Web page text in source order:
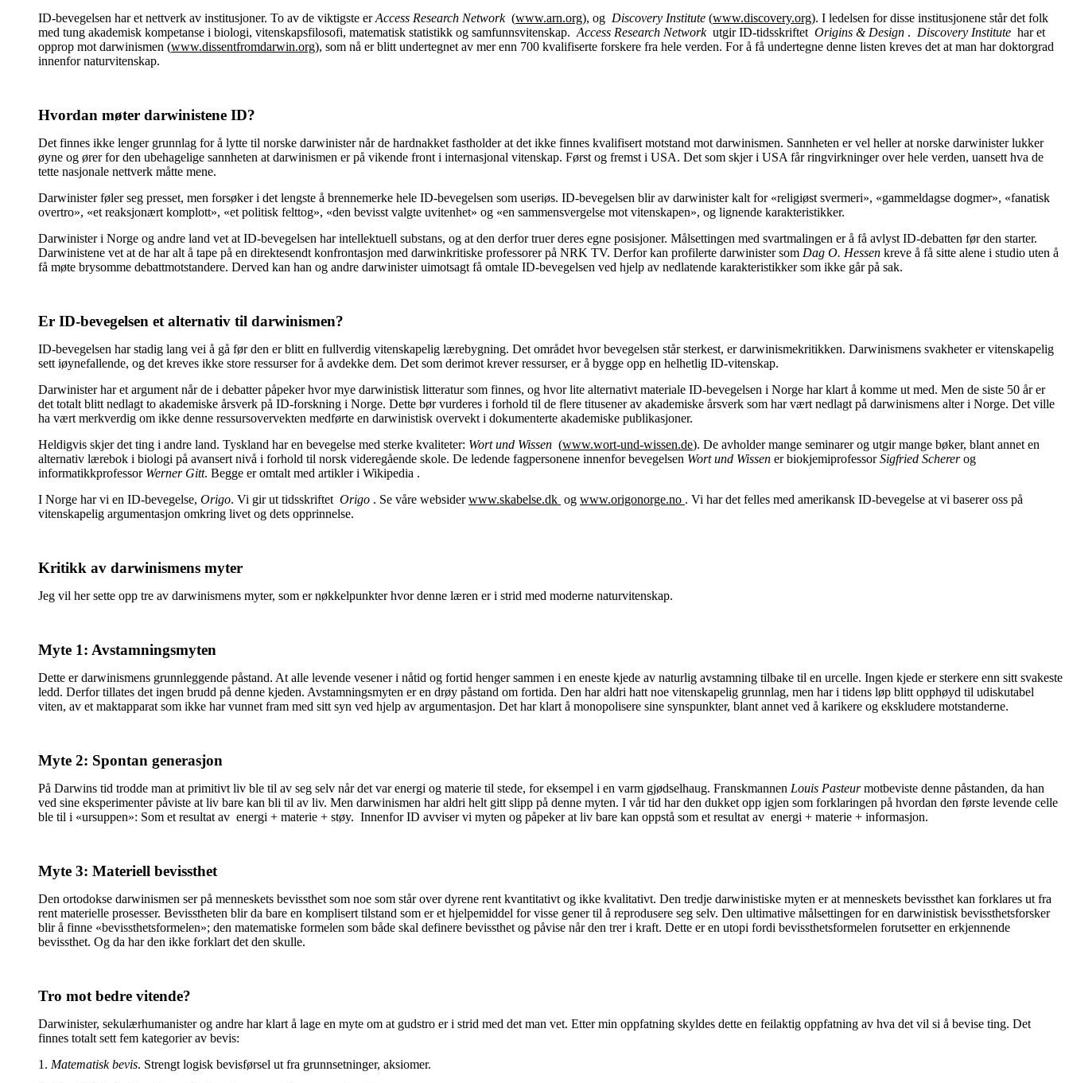
ID-bevegelsen har et nettverk av institusjoner. To av de viktigste er Access Research Network (www.arn.org), og Discovery Institute (www.discovery.org). I ledelsen for disse institusjonene står det folk
med tung akademisk kompetanse i biologi, vitenskapsfilosofi, matematisk statistikk og samfunnsvitenskap. Access Research Network utgir ID-tidsskriftet Origins & Design . Discovery Institute har et
opprop mot darwinismen (www.dissentfromdarwin.org), som nå er blitt undertegnet av mer enn 700 kvalifiserte forskere fra hele verden. For å få undertegne denne listen kreves det at man har doktorgrad
innenfor naturvitenskap.
Hvordan møter darwinistene ID?
Det finnes ikke lenger grunnlag for å lytte til norske darwinister når de hardnakket fastholder at det ikke finnes kvalifisert motstand mot darwinismen. Sannheten er vel heller at norske darwinister lukker
øyne og ører for den ubehagelige sannheten at darwinismen er på vikende front i internasjonal vitenskap. Først og fremst i USA. Det som skjer i USA får ringvirkninger over hele verden, uansett hva de
tette nasjonale nettverk måtte mene.
Darwinister føler seg presset, men forsøker i det lengste å brennemerke hele ID-bevegelsen som useriøs. ID-bevegelsen blir av darwinister kalt for «religiøst svermeri», «gammeldagse dogmer», «fanatisk
overtro», «et reaksjonært komplott», «et politisk felttog», «den bevisst valgte uvitenhet» og «en sammensvergelse mot vitenskapen», og lignende karakteristikker.
Darwinister i Norge og andre land vet at ID-bevegelsen har intellektuell substans, og at den derfor truer deres egne posisjoner. Målsettingen med svartmalingen er å få avlyst ID-debatten før den starter.
Darwinistene vet at de har alt å tape på en direktesendt konfrontasjon med darwinkritiske professorer på NRK TV. Derfor kan profilerte darwinister som Dag O. Hessen kreve å få sitte alene i studio uten å
få møte brysomme debattmotstandere. Derved kan han og andre darwinister uimotsagt få omtale ID-bevegelsen ved hjelp av nedlatende karakteristikker som ikke går på sak.
Er ID-bevegelsen et alternativ til darwinismen?
ID-bevegelsen har stadig lang vei å gå før den er blitt en fullverdig vitenskapelig lærebygning. Det området hvor bevegelsen står sterkest, er darwinismekritikken. Darwinismens svakheter er vitenskapelig
sett iøynefallende, og det kreves ikke store ressurser for å avdekke dem. Det som derimot krever ressurser, er å bygge opp en helhetlig ID-vitenskap.
Darwinister har et argument når de i debatter påpeker hvor mye darwinistisk litteratur som finnes, og hvor lite alternativt materiale ID-bevegelsen i Norge har klart å komme ut med. Men de siste 50 år er
det totalt blitt nedlagt to akademiske årsverk på ID-forskning i Norge. Dette bør vurderes i forhold til de flere titusener av akademiske årsverk som har vært nedlagt på darwinismens alter i Norge. Det ville
ha vært merkverdig om ikke denne ressursovervekten medførte en darwinistisk overvekt i dokumenterte akademiske publikasjoner.
Heldigvis skjer det ting i andre land. Tyskland har en bevegelse med sterke kvaliteter: Wort und Wissen (www.wort-und-wissen.de). De avholder mange seminarer og utgir mange bøker, blant annet en
alternativ lærebok i biologi på avansert nivå i forhold til norsk videregående skole. De ledende fagpersonene innenfor bevegelsen Wort und Wissen er biokjemiprofessorSigfried Schererog
informatikkprofessor Werner Gitt. Begge er omtalt med artikler i Wikipedia .
I Norge har vi en ID-bevegelse, Origo. Vi gir ut tidsskriftet Origo . Se våre websiderwww.skabelse.dk og www.origonorge.no . Vi har det felles med amerikansk ID-bevegelse at vi baserer oss på
vitenskapelig argumentasjon omkring livet og dets opprinnelse.
Kritikk av darwinismens myter
Jeg vil her sette opp tre av darwinismens myter, som er nøkkelpunkter hvor denne læren er i strid med moderne naturvitenskap.
Myte 1: Avstamningsmyten
Dette er darwinismens grunnleggende påstand. At alle levende vesener i nåtid og fortid henger sammen i en eneste kjede av naturlig avstamning tilbake til en urcelle. Ingen kjede er sterkere enn sitt svakeste
ledd. Derfor tillates det ingen brudd på denne kjeden. Avstamningsmyten er en drøy påstand om fortida. Den har aldri hatt noe vitenskapelig grunnlag, men har i tidens løp blitt opphøyd til udiskutabel
viten, av et maktapparat som ikke har vunnet fram med sitt syn ved hjelp av argumentasjon. Det har klart å monopolisere sine synspunkter, blant annet ved å karikere og ekskludere motstanderne.
Myte 2: Spontan generasjon
På Darwins tid trodde man at primitivt liv ble til av seg selv når det var energi og materie til stede, for eksempel i en varm gjødselhaug. Franskmannen Louis Pasteurmotbeviste denne påstanden, da han
ved sine eksperimenter påviste at liv bare kan bli til av liv. Men darwinismen har aldri helt gitt slipp på denne myten. I vår tid har den dukket opp igjen som forklaringen på hvordan den første levende celle
ble til i «ursuppen»: Som et resultat av energi + materie + støy. Innenfor ID avviser vi myten og påpeker at liv bare kan oppstå som et resultat av energi + materie + informasjon.
Myte 3: Materiell bevissthet
Den ortodokse darwinismen ser på menneskets bevissthet som noe som står over dyrene rent kvantitativt og ikke kvalitativt. Den tredje darwinistiske myten er at menneskets bevissthet kan forklares ut fra
rent materielle prosesser. Bevisstheten blir da bare en komplisert tilstand som er et hjelpemiddel for visse gener til å reprodusere seg selv. Den ultimative målsettingen for en darwinistisk bevissthetsforsker
blir å finne «bevissthetsformelen»; den matematiske formelen som både skal definere bevissthet og påvise når den trer i kraft. Dette er en utopi fordi bevissthetsformelen forutsetter en erkjennende
bevissthet. Og da har den ikke forklart det den skulle.
Tro mot bedre vitende?
Darwinister, sekulærhumanister og andre har klart å lage en myte om at gudstro er i strid med det man vet. Etter min oppfatning skyldes dette en feilaktig oppfatning av hva det vil si å bevise ting. Det
finnes totalt sett fem kategorier av bevis:
1. Matematisk bevis. Strengt logisk bevisførsel ut fra grunnsetninger, aksiomer.